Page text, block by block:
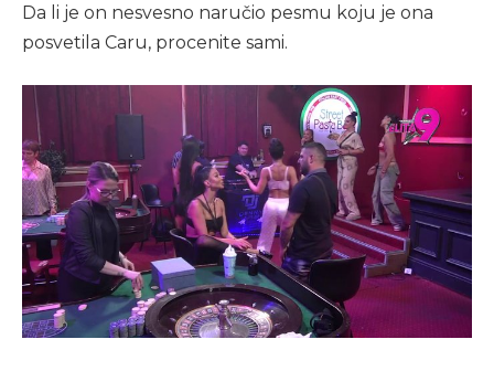
Da li je on nesvesno naručio pesmu koju je ona
posvetila Caru, procenite sami.